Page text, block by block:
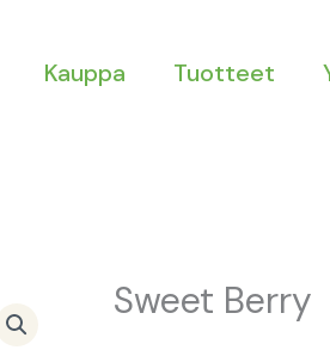
Kauppa Tuotteet
Sweet Berry
Sweet